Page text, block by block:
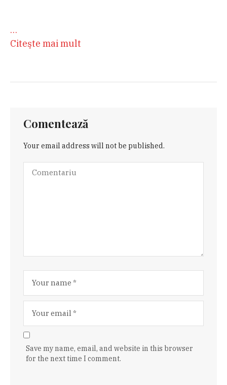
…
Citeşte mai mult
Comentează
Your email address will not be published.
Save my name, email, and website in this browser
for the next time I comment.